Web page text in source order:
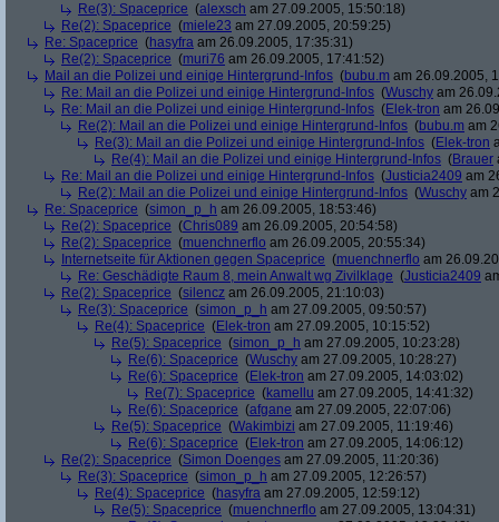
Re(3): Spaceprice (alexsch am 27.09.2005, 15:50:18)
Re(2): Spaceprice (miele23 am 27.09.2005, 20:59:25)
Re: Spaceprice (hasyfra am 26.09.2005, 17:35:31)
Re(2): Spaceprice (muri76 am 26.09.2005, 17:41:52)
Mail an die Polizei und einige Hintergrund-Infos (bubu.m am 26.09.2005,
Re: Mail an die Polizei und einige Hintergrund-Infos (Wuschy am
Re: Mail an die Polizei und einige Hintergrund-Infos (Elek-tron am
Re(2): Mail an die Polizei und einige Hintergrund-Infos (bubu.m am
Re(3): Mail an die Polizei und einige Hintergrund-Infos (Elek-tron
Re(4): Mail an die Polizei und einige Hintergrund-Infos (Brauer
Re: Mail an die Polizei und einige Hintergrund-Infos (Justicia2409 am
Re(2): Mail an die Polizei und einige Hintergrund-Infos (Wuschy am
Re: Spaceprice (simon_p_h am 26.09.2005, 18:53:46)
Re(2): Spaceprice (Chris089 am 26.09.2005, 20:54:58)
Re(2): Spaceprice (muenchnerflo am 26.09.2005, 20:55:34)
Internetseite für Aktionen gegen Spaceprice (muenchnerflo am
Re: Geschädigte Raum 8, mein Anwalt wg Zivilklage (Justicia2409
Re(2): Spaceprice (silencz am 26.09.2005, 21:10:03)
Re(3): Spaceprice (simon_p_h am 27.09.2005, 09:50:57)
Re(4): Spaceprice (Elek-tron am 27.09.2005, 10:15:52)
Re(5): Spaceprice (simon_p_h am 27.09.2005, 10:23:28)
Re(6): Spaceprice (Wuschy am 27.09.2005, 10:28:27)
Re(6): Spaceprice (Elek-tron am 27.09.2005, 14:03:02)
Re(7): Spaceprice (kamellu am 27.09.2005, 14:41:32)
Re(6): Spaceprice (afgane am 27.09.2005, 22:07:06)
Re(5): Spaceprice (Wakimbizi am 27.09.2005, 11:19:46)
Re(6): Spaceprice (Elek-tron am 27.09.2005, 14:06:12)
Re(2): Spaceprice (Simon Doenges am 27.09.2005, 11:20:36)
Re(3): Spaceprice (simon_p_h am 27.09.2005, 12:26:57)
Re(4): Spaceprice (hasyfra am 27.09.2005, 12:59:12)
Re(5): Spaceprice (muenchnerflo am 27.09.2005, 13:04:31)